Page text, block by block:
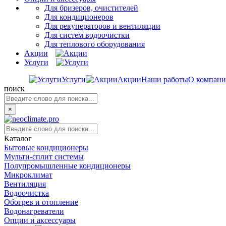
Для бризеров, очистителей
Для кондиционеров
Для рекуператоров и вентиляции
Для систем водоочистки
Для теплового оборудования
Акции
Услуги
Услуги
АкцииНаши работыО
поиск
×
Каталог
Бытовые кондиционеры
Мульти-сплит системы
Полупромышленные кондиционеры
Микроклимат
Вентиляция
Водоочистка
Обогрев и отопление
Водонагреватели
Опции и аксессуары